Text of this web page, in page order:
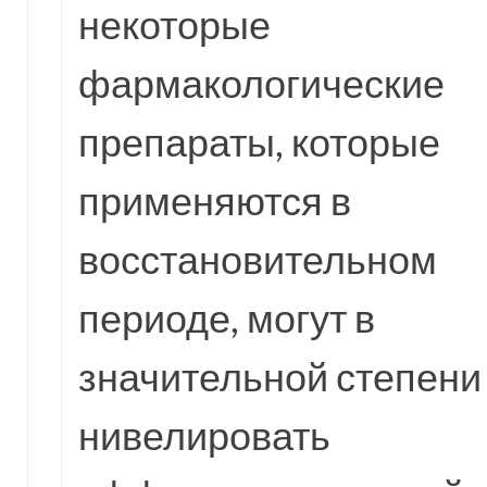
некоторые
фармакологические
препараты, которые
применяются в
восстановительном
периоде, могут в
значительной степени
нивелировать